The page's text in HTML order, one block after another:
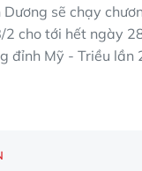
Dương sẽ chạy
cho tới hết ngày
đỉnh Mỹ - Triều lần